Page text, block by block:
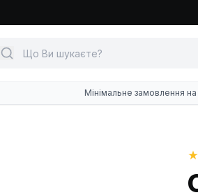
Мінімальне замовлення на